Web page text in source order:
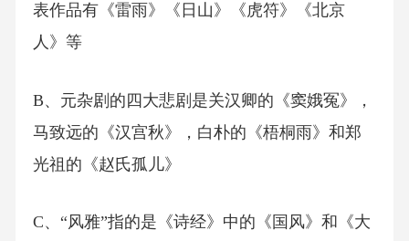
表作品有《雷雨》《日山》《虎符》《北京
人》等
B、元杂剧的四大悲剧是关汉卿的《窦娥冤》，
马致远的《汉宫秋》，白朴的《梧桐雨》和郑
光祖的《赵氏孤儿》
C、“风雅”指的是《诗经》中的《国风》和《大